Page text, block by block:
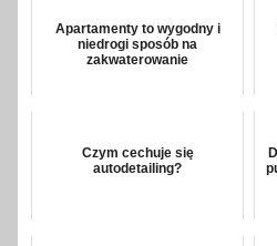
Apartamenty to wygodny i
niedrogi sposób na
zakwaterowanie
Czym cechuje się
autodetailing?